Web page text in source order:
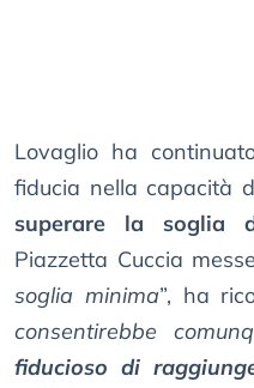
Lovaglio ha
fiducia nella capacità
superare la soglia
Piazzetta Cuccia
soglia minima”, ha
consentirebbe
fiducioso di